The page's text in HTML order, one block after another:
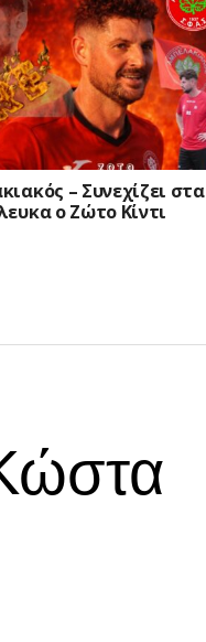
– Συνεχίζει στα
ο Ζώτο Κίντι